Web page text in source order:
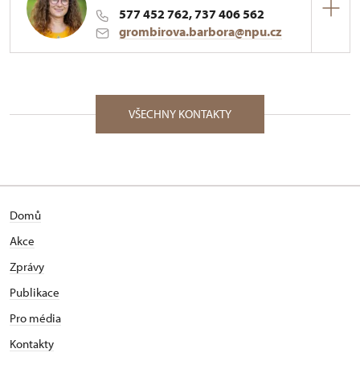
577 452 762, 737 406 562
grombirova.barbora@npu.cz
Palackého nám. 376/, Vizovice 76312
VŠECHNY KONTAKTY
Domů
Akce
Zprávy
Publikace
Pro média
Kontakty